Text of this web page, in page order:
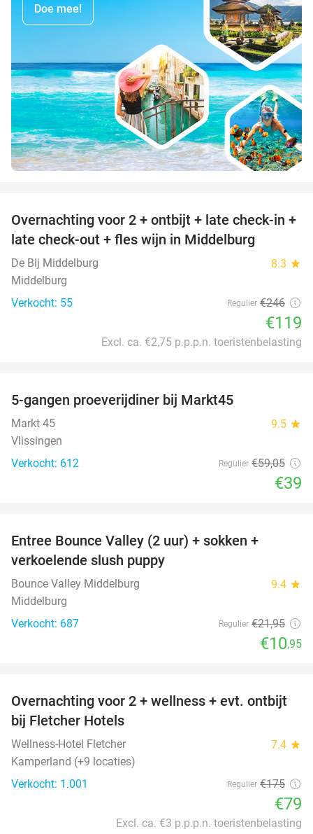
Doe mee!
52%
Overnachting voor 2 + ontbijt + late check-in +
late check-out + fles wijn in Middelburg
De Bij Middelburg 8.3 star
Middelburg
Verkocht: 55
Regulier €246
€119
Excl. ca. €2,75 p.p.p.n. toeristenbelasting
5-gangen proeverijdiner bij Markt45
Markt 45 9.5 star
Vlissingen
Verkocht: 612
Regulier €59,05
€39
Entree Bounce Valley (2 uur) + sokken +
verkoelende slush puppy
Bounce Valley Middelburg 9.4 star
Middelburg
Verkocht: 687
Regulier €21,95
€10,95
55%
Overnachting voor 2 + wellness + evt. ontbijt
bij Fletcher Hotels
Wellness-Hotel Fletcher 7.4 star
Kamperland (+9 locaties)
Verkocht: 1.001
Regulier €175
€79
Excl. ca. €3 p.p.p.n. toeristenbelasting